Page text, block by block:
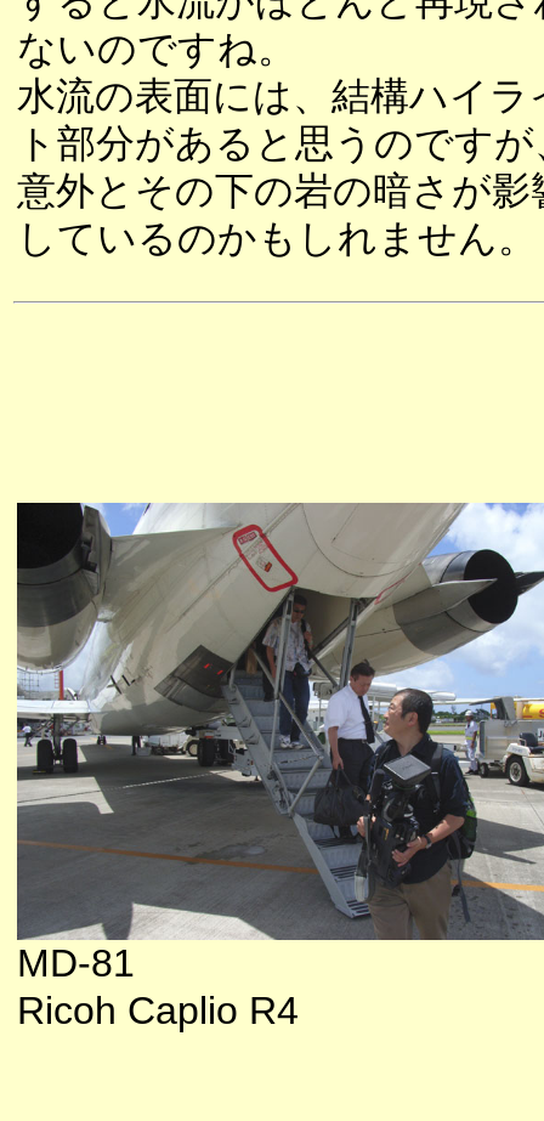
ないのですね。
水流の表面には、結構ハイラ
ト部分があると思うのですが
意外とその下の岩の暗さが影
しているのかもしれません。
MD-81
Ricoh Caplio R4